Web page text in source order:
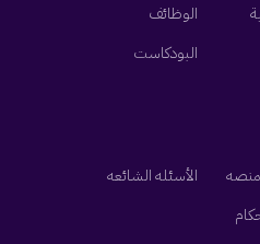
الوظائف
البودكاست
الأسئله الشائعه